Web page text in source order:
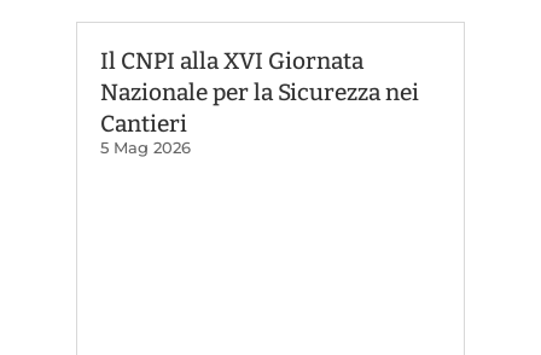
Il CNPI alla XVI Giornata
Nazionale per la Sicurezza nei
Cantieri
5 Mag 2026